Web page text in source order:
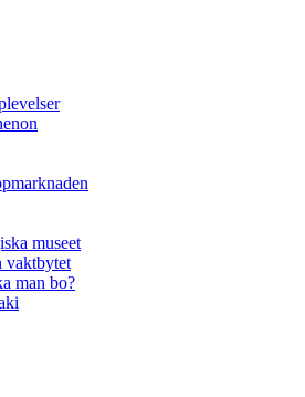
museet
vaktbytet
man bo?